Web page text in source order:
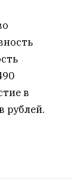
в
рублей.